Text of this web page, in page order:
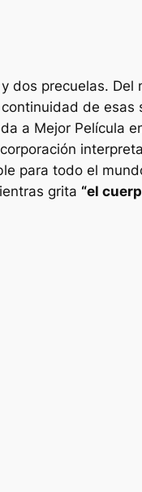
dos precuelas. Del
de esas
a Mejor Película
para todo el
grita “el